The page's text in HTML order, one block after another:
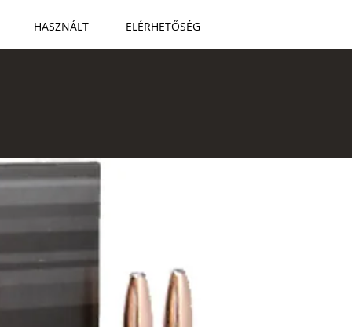
HASZNÁLT ELÉRHETŐSÉG